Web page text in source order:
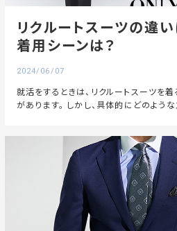
リクルートスーツの違
着用シーンは？
2024/06/07
就活をするときは、リクルートスーツを
があります。 しかし、具体的にどのよう